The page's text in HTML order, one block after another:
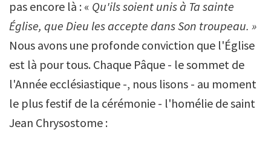
pas encore là : « Qu'ils soient unis à Ta sainte
Église, que Dieu les accepte dans Son troupeau. »
Nous avons une profonde conviction que l'Église
est là pour tous. Chaque Pâque - le sommet de
l'Année ecclésiastique -, nous lisons - au moment
le plus festif de la cérémonie - l'homélie de saint
Jean Chrysostome :